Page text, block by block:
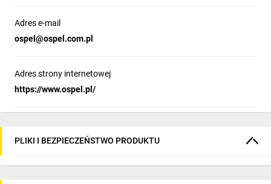
Adres e-mail
ospel@ospel.com.pl
Adres strony internetowej
https://www.ospel.pl/
PLIKI I BEZPIECZEŃSTWO PRODUKTU